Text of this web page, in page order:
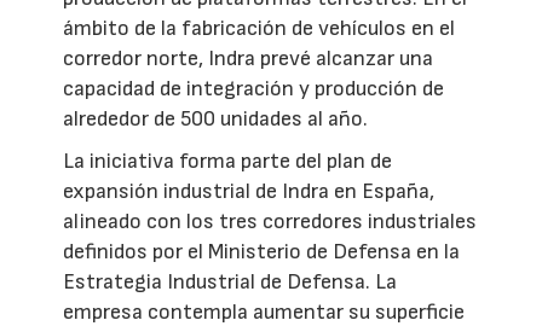
ámbito de la fabricación de vehículos en el
corredor norte, Indra prevé alcanzar una
capacidad de integración y producción de
alrededor de 500 unidades al año.
La iniciativa forma parte del plan de
expansión industrial de Indra en España,
alineado con los tres corredores industriales
definidos por el Ministerio de Defensa en la
Estrategia Industrial de Defensa. La
empresa contempla aumentar su superficie